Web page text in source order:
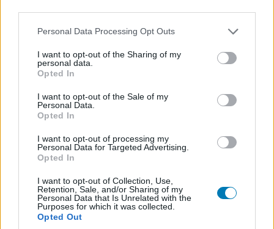
Please note that this website/app uses one or more Google
not limited to your visit or usage behaviour. You may click to
grant or deny consent to Google and its third-party tags to
use your data for below specified purposes in below Google
consent section.
Personal Data Processing Opt Outs
I want to opt-out of the Sharing of my
personal data.
Opted In
I want to opt-out of the Sale of my
Personal Data.
Opted In
I want to opt-out of processing my
Personal Data for Targeted Advertising.
Opted In
I want to opt-out of Collection, Use,
Retention, Sale, and/or Sharing of my
Personal Data that Is Unrelated with the
Purposes for which it was collected.
Opted Out
izgatottak egy handheld cím miatt.
A Metroid: Samus Returns tulajdonképpen az 1991-ben,
még Game Boyra megjelent Metroid II: Return of Samus
erőteljesen ráncfelvarrott verziója, és hogy mennyire az
eredetihez nyúltak vissza, mi sem bizonyítja jobban, mint
a Metroid sztorik atyja, Yoshio Sakamoto, aki produkciós
vezetőként itt is részt vett a játék elkészítésében. Ezt
egyébként a Nintendo egy spanyol stúdió, a
Oldalra scrollozós akciójátékot kapunk természetesen,
de azért vannak benne trükkök dögivel. A gonosz,